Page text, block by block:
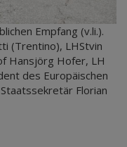
Empfang (v.li.).
(Trentino), LHStvin
Hansjörg Hofer, LH
des Europäischen
Florian